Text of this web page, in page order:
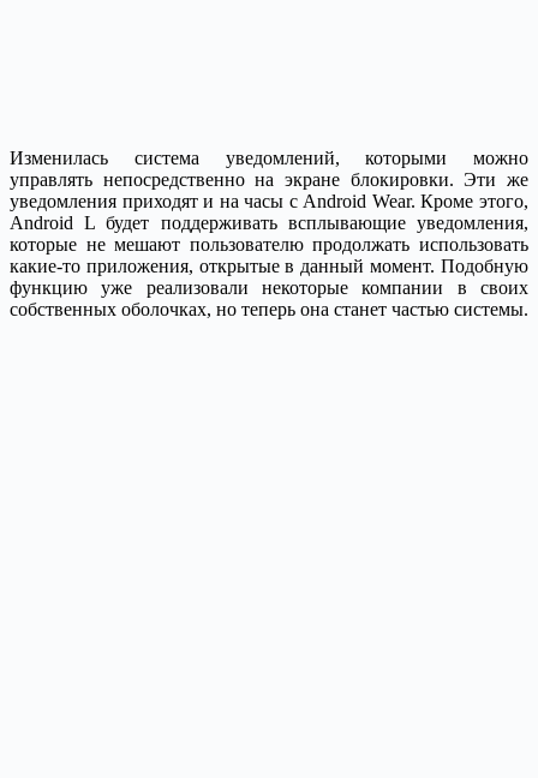
Изменилась система уведомлений, которыми можно
управлять непосредственно на экране блокировки. Эти же
уведомления приходят и на часы с Android Wear. Кроме этого,
Android L будет поддерживать всплывающие уведомления,
которые не мешают пользователю продолжать использовать
какие-то приложения, открытые в данный момент. Подобную
функцию уже реализовали некоторые компании в своих
собственных оболочках, но теперь она станет частью системы.